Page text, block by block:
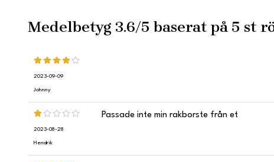
Medelbetyg 3.6/5 baserat på 5 st
2023-09-09
Johnny
2023-08-28
Hendrik
Passade inte min rakborste från et